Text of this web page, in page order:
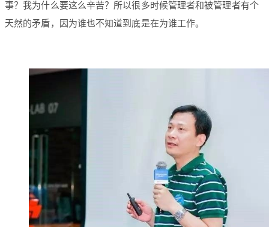
事？我为什么要这么辛苦？所以很多时候管理者和被管理者有个
天然的矛盾，因为谁也不知道到底是在为谁工作。